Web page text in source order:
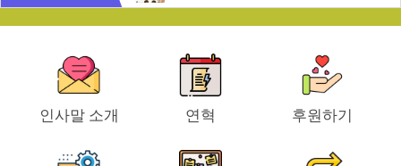
인사말 소개 연혁 후원하기